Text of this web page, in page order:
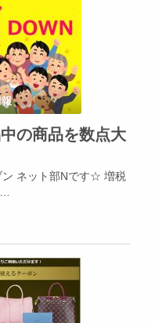
の商品を数点大
ネット部Nです☆ 増税